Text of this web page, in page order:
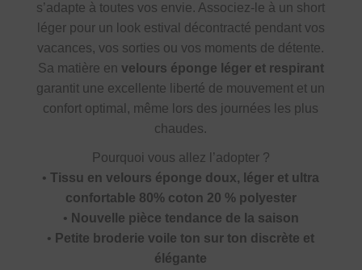
s’adapte à toutes vos envie. Associez-le à un short
léger pour un look estival décontracté pendant vos
vacances, vos sorties ou vos moments de détente.
Sa matière en velours éponge léger et respirant
garantit une excellente liberté de mouvement et un
confort optimal, même lors des journées les plus
chaudes.
Pourquoi vous allez l’adopter ?
•Tissu en velours éponge doux, léger et ultra
confortable 80% coton 20 % polyester
• Nouvelle pièce tendance de la saison
• Petite broderie voile ton sur ton discrète et
élégante